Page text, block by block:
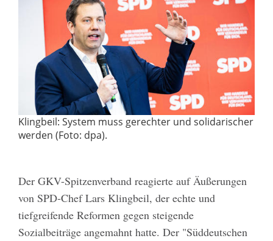
Klingbeil: System muss gerechter und solidarischer
werden (Foto: dpa).
Der GKV-Spitzenverband reagierte auf Äußerungen
von SPD-Chef Lars Klingbeil, der echte und
tiefgreifende Reformen gegen steigende
Sozialbeiträge angemahnt hatte. Der "Süddeutschen